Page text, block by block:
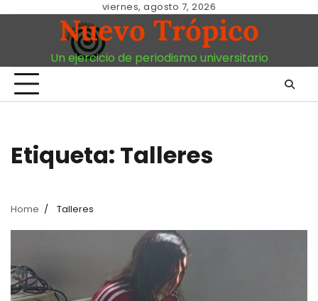
viernes, agosto 7, 2026
Nuevo Trópico
Un ejercicio de periodismo universitario
Etiqueta: Talleres
Home Talleres